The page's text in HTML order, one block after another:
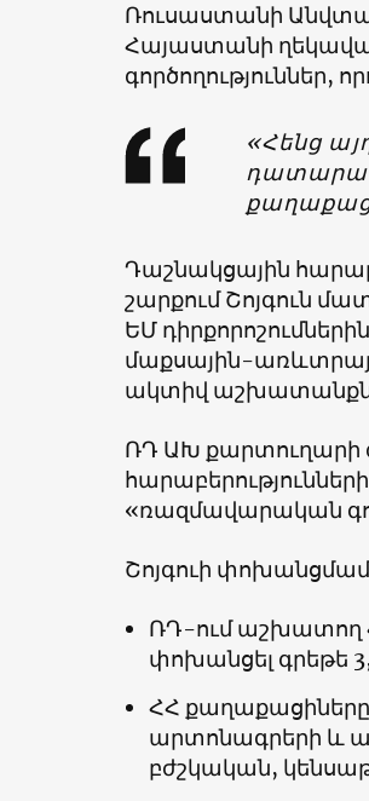
Ռուսաստանի
Հայաստանի
գործողություններ,
«Հենց
Դաշնակցային
շարքում Շոյգուն
ԵՄ
մաքսային-
ակտիվ
ՌԴ ԱԽ քարտուղարի
«ռազմավարական
Շոյգուի
ՌԴ-ում աշխատող
փոխանցել գրեթե
ՀՀ
արտոնագրերի և
բժշկական,